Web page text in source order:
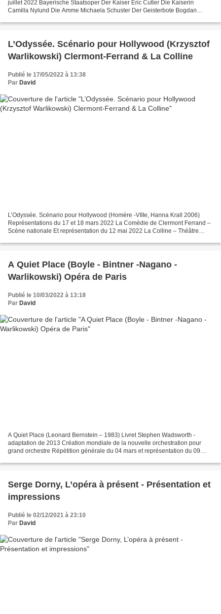
juillet 2022 Bayerische Staatsoper Der Kaiser Eric Cutler Die Kaiserin
Camilla Nylund Die Amme Michaela Schuster Der Geisterbote Bogdan
L’Odyssée. Scénario pour Hollywood (Krzysztof
Warlikowski) Clermont-Ferrand & La Colline
Publié le 17/05/2022 à 13:38
Par David
L’Odyssée. Scénario pour Hollywood (Homère -VIIIe, Hanna Krall 2006)
Représentations du 17 et 18 mars 2022 La Comédie de Clermont Ferrand –
Scène nationale Et représentation du 12 mai 2022 La Colline – Théâtre
A Quiet Place (Boyle - Bintner -Nagano -
Warlikowski) Opéra de Paris
Publié le 10/03/2022 à 13:18
Par David
A Quiet Place (Leonard Bernstein – 1983) Livret Stephen Wadsworth -
adaptation de 2013 Création mondiale de la nouvelle orchestration pour
grand orchestre Répétition générale du 04 mars et représentation du 09
Serge Dorny, L’opéra à présent - Présentation et
impressions
Publié le 02/12/2021 à 23:10
Par David